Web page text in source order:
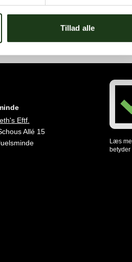
Tillad alle
eller brug for assistance.
Eftf.
Allé 15
Læs
betyder